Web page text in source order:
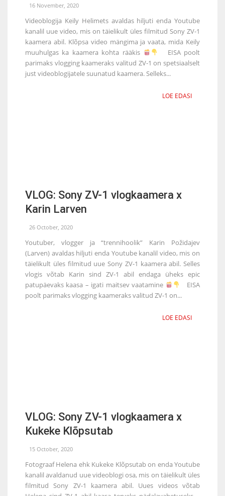
16 November, 2020
Videoblogija Keily Helimets avaldas hiljuti enda Youtube
kanalil uue video, mis on täielikult üles filmitud Sony ZV-1
kaamera abil. Klõpsa video mängima ja vaata, mida Keily
muuhulgas ka kaamera kohta rääkis
EISA poolt
parimaks vlogging kaameraks valitud ZV-1 on spetsiaalselt
just videoblogijatele suunatud kaamera. Selleks...
LOE EDASI
VLOG: Sony ZV-1 vlogkaamera x
Karin Larven
26 October, 2020
Youtuber, vlogger ja “trennihoolik” Karin Požidajev
(Larven) avaldas hiljuti enda Youtube kanalil video, mis on
täielikult üles filmitud uue Sony ZV-1 kaamera abil. Selles
vlogis võtab Karin sind ZV-1 abil endaga üheks epic
patupäevaks kaasa – igati maitsev vaatamine
EISA
poolt parimaks vlogging kaameraks valitud ZV-1 on...
LOE EDASI
VLOG: Sony ZV-1 vlogkaamera x
Kukeke Klõpsutab
15 October, 2020
Fotograaf Helena ehk Kukeke Klõpsutab on enda Youtube
kanalil avaldanud uue videoblogi osa, mis on täielikult üles
filmitud Sony ZV-1 kaamera abil. Uues videos võtab